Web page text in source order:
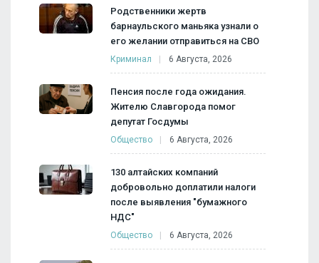
Родственники жертв
барнаульского маньяка узнали о
его желании отправиться на СВО
Криминал 6 Августа, 2026
Пенсия после года ожидания.
Жителю Славгорода помог
депутат Госдумы
Общество 6 Августа, 2026
130 алтайских компаний
добровольно доплатили налоги
после выявления "бумажного
НДС"
Общество 6 Августа, 2026